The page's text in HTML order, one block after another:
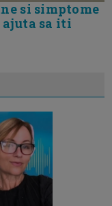
si simptome
ajuta sa iti